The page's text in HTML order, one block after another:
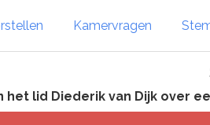
Kamervragen
het lid Diederik van Dijk over